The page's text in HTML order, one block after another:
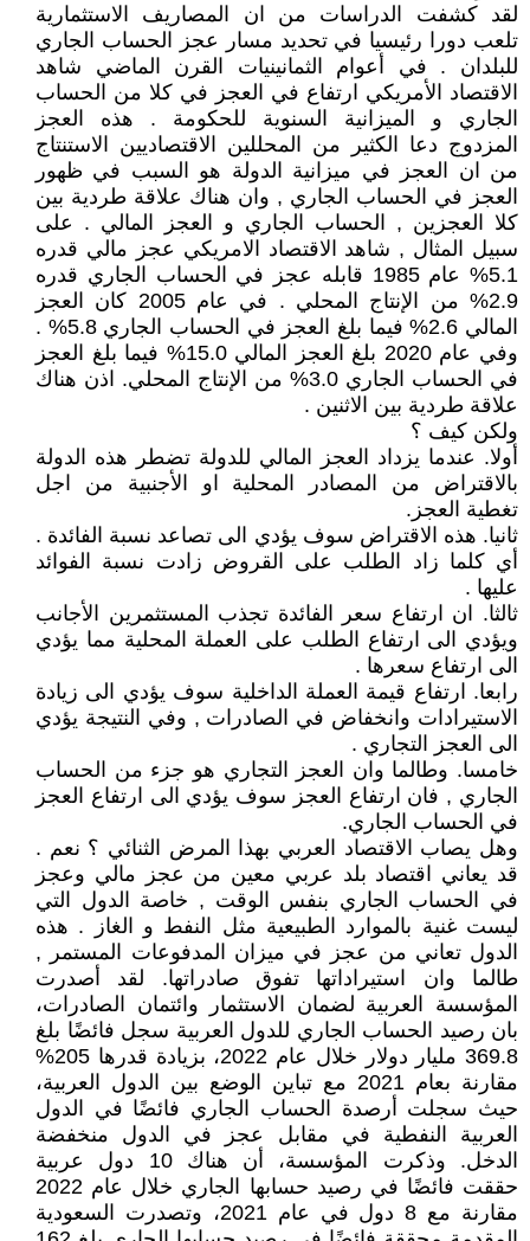
لقد كشفت الدراسات من ان المصاريف الاستثمارية
تلعب دورا رئيسيا في تحديد مسار عجز الحساب الجاري
للبلدان . في أعوام الثمانينيات القرن الماضي شاهد
الاقتصاد الأمريكي ارتفاع في العجز في كلا من الحساب
الجاري و الميزانية السنوية للحكومة . هذه العجز
المزدوج دعا الكثير من المحللين الاقتصاديين الاستنتاج
من ان العجز في ميزانية الدولة هو السبب في ظهور
العجز في الحساب الجاري , وان هناك علاقة طردية بين
كلا العجزين , الحساب الجاري و العجز المالي . على
سبيل المثال , شاهد الاقتصاد الامريكي عجز مالي قدره
5.1% عام 1985 قابله عجز في الحساب الجاري قدره
2.9% من الإنتاج المحلي . في عام 2005 كان العجز
المالي 2.6% فيما بلغ العجز في الحساب الجاري 5.8% .
وفي عام 2020 بلغ العجز المالي 15.0% فيما بلغ العجز
في الحساب الجاري 3.0% من الإنتاج المحلي. اذن هناك
علاقة طردية بين الاثنين .
ولكن كيف ؟
أولا. عندما يزداد العجز المالي للدولة تضطر هذه الدولة
بالاقتراض من المصادر المحلية او الأجنبية من اجل
تغطية العجز.
ثانيا. هذه الاقتراض سوف يؤدي الى تصاعد نسبة الفائدة .
أي كلما زاد الطلب على القروض زادت نسبة الفوائد
عليها .
ثالثا. ان ارتفاع سعر الفائدة تجذب المستثمرين الأجانب
ويؤدي الى ارتفاع الطلب على العملة المحلية مما يؤدي
الى ارتفاع سعرها .
رابعا. ارتفاع قيمة العملة الداخلية سوف يؤدي الى زيادة
الاستيرادات وانخفاض في الصادرات , وفي النتيجة يؤدي
الى العجز التجاري .
خامسا. وطالما وان العجز التجاري هو جزء من الحساب
الجاري , فان ارتفاع العجز سوف يؤدي الى ارتفاع العجز
في الحساب الجاري.
وهل يصاب الاقتصاد العربي بهذا المرض الثنائي ؟ نعم .
قد يعاني اقتصاد بلد عربي معين من عجز مالي وعجز
في الحساب الجاري بنفس الوقت , خاصة الدول التي
ليست غنية بالموارد الطبيعية مثل النفط و الغاز . هذه
الدول تعاني من عجز في ميزان المدفوعات المستمر ,
طالما وان استيراداتها تفوق صادراتها. لقد أصدرت
المؤسسة العربية لضمان الاستثمار وائتمان الصادرات،
بان رصيد الحساب الجاري للدول العربية سجل فائضًا بلغ
369.8 مليار دولار خلال عام 2022، بزيادة قدرها 205%
مقارنة بعام 2021 مع تباين الوضع بين الدول العربية،
حيث سجلت أرصدة الحساب الجاري فائضًا في الدول
العربية النفطية في مقابل عجز في الدول منخفضة
الدخل. وذكرت المؤسسة، أن هناك 10 دول عربية
حققت فائضًا في رصيد حسابها الجاري خلال عام 2022
مقارنة مع 8 دول في عام 2021، وتصدرت السعودية